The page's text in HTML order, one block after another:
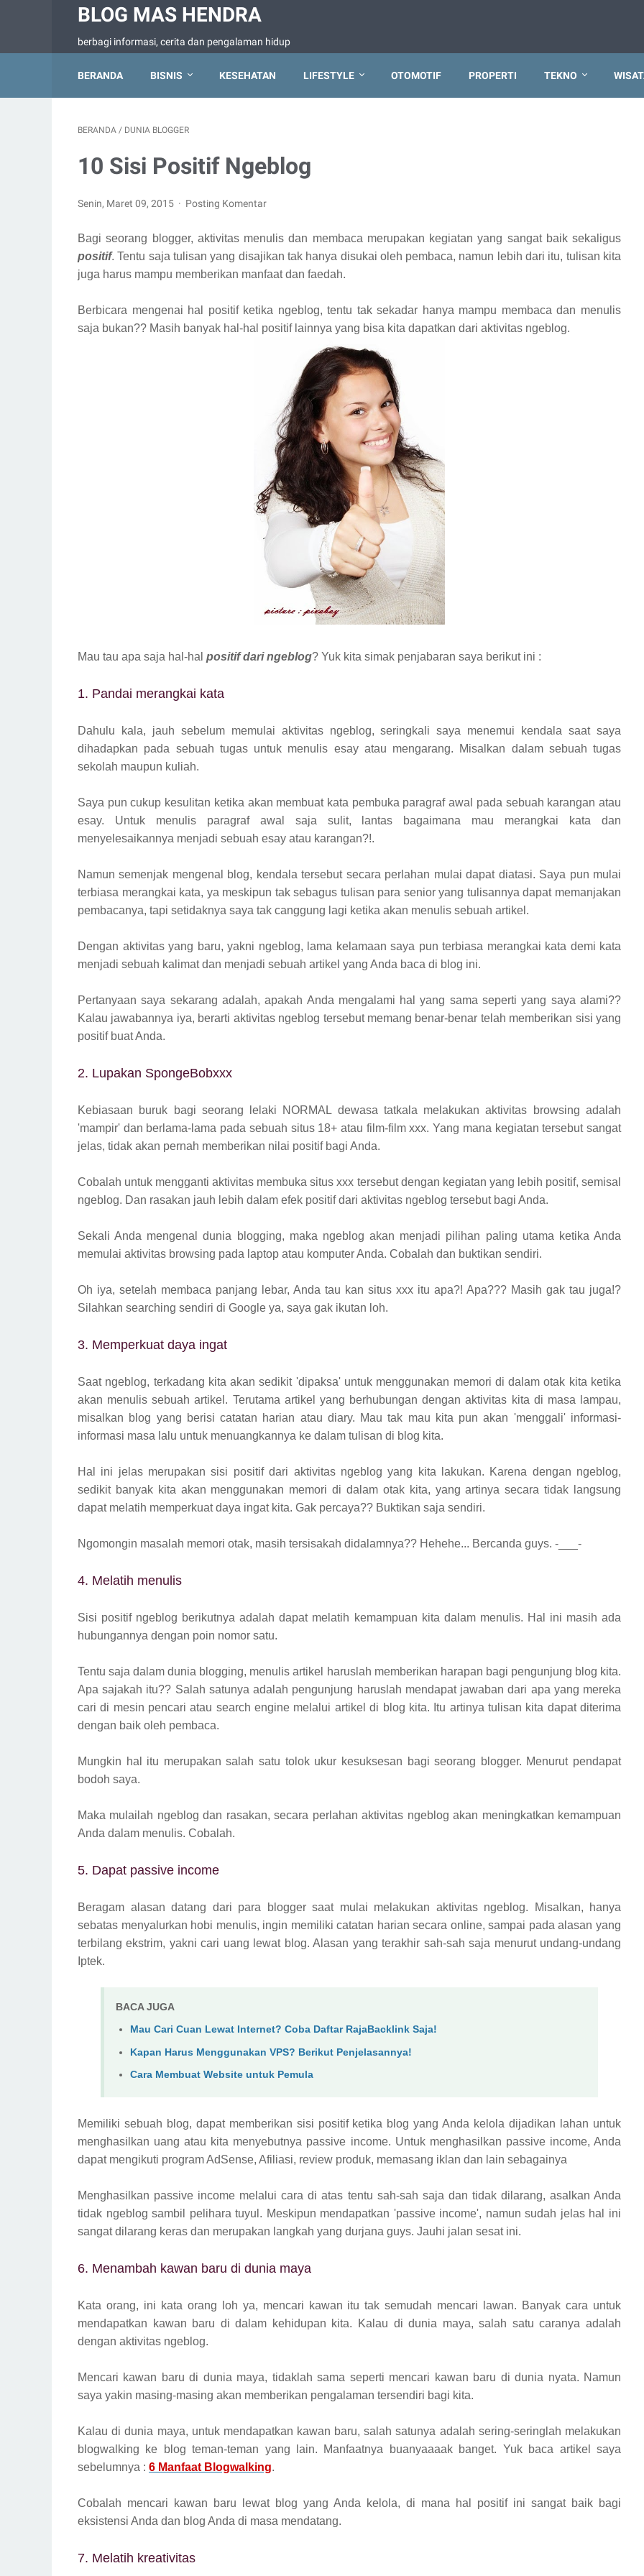
BLOG MAS HENDRA
berbagi informasi, cerita dan pengalaman hidup
BERANDA BISNIS KESEHATAN LIFESTYLE OTOMOTIF PROPERTI TEKNO
BERANDA / DUNIA BLOGGER
10 Sisi Positif Ngeblog
Senin, Maret 09, 2015 Posting Komentar
Bagi seorang blogger, aktivitas menulis dan membaca merupakan kegiatan yang sangat baik sekaligus
positif. Tentu saja tulisan yang disajikan tak hanya disukai oleh pembaca, namun lebih dari itu, tulisan kita
juga harus mampu memberikan manfaat dan faedah.
Berbicara mengenai hal positif ketika ngeblog, tentu tak sekadar hanya mampu membaca dan menulis
saja bukan?? Masih banyak hal-hal positif lainnya yang bisa kita dapatkan dari aktivitas ngeblog.
Mau tau apa saja hal-hal positif dari ngeblog? Yuk kita simak penjabaran saya berikut ini :
1. Pandai merangkai kata
Dahulu kala, jauh sebelum memulai aktivitas ngeblog, seringkali saya menemui kendala saat saya
dihadapkan pada sebuah tugas untuk menulis esay atau mengarang. Misalkan dalam sebuah tugas
sekolah maupun kuliah.
Saya pun cukup kesulitan ketika akan membuat kata pembuka paragraf awal pada sebuah karangan atau
esay. Untuk menulis paragraf awal saja sulit, lantas bagaimana mau merangkai kata dan
menyelesaikannya menjadi sebuah esay atau karangan?!.
Namun semenjak mengenal blog, kendala tersebut secara perlahan mulai dapat diatasi. Saya pun mulai
terbiasa merangkai kata, ya meskipun tak sebagus tulisan para senior yang tulisannya dapat memanjakan
pembacanya, tapi setidaknya saya tak canggung lagi ketika akan menulis sebuah artikel.
Dengan aktivitas yang baru, yakni ngeblog, lama kelamaan saya pun terbiasa merangkai kata demi kata
menjadi sebuah kalimat dan menjadi sebuah artikel yang Anda baca di blog ini.
Pertanyaan saya sekarang adalah, apakah Anda mengalami hal yang sama seperti yang saya alami??
Kalau jawabannya iya, berarti aktivitas ngeblog tersebut memang benar-benar telah memberikan sisi yang
positif buat Anda.
2. Lupakan SpongeBobxxx
Kebiasaan buruk bagi seorang lelaki NORMAL dewasa tatkala melakukan aktivitas browsing adalah
'mampir' dan berlama-lama pada sebuah situs 18+ atau film-film xxx. Yang mana kegiatan tersebut sangat
jelas, tidak akan pernah memberikan nilai positif bagi Anda.
Cobalah untuk mengganti aktivitas membuka situs xxx tersebut dengan kegiatan yang lebih positif, semisal
ngeblog. Dan rasakan jauh lebih dalam efek positif dari aktivitas ngeblog tersebut bagi Anda.
Sekali Anda mengenal dunia blogging, maka ngeblog akan menjadi pilihan paling utama ketika Anda
memulai aktivitas browsing pada laptop atau komputer Anda. Cobalah dan buktikan sendiri.
Oh iya, setelah membaca panjang lebar, Anda tau kan situs xxx itu apa?! Apa??? Masih gak tau juga!?
Silahkan searching sendiri di Google ya, saya gak ikutan loh.
3. Memperkuat daya ingat
Saat ngeblog, terkadang kita akan sedikit 'dipaksa' untuk menggunakan memori di dalam otak kita ketika
akan menulis sebuah artikel. Terutama artikel yang berhubungan dengan aktivitas kita di masa lampau,
misalkan blog yang berisi catatan harian atau diary. Mau tak mau kita pun akan 'menggali' informasi-
informasi masa lalu untuk menuangkannya ke dalam tulisan di blog kita.
Hal ini jelas merupakan sisi positif dari aktivitas ngeblog yang kita lakukan. Karena dengan ngeblog,
sedikit banyak kita akan menggunakan memori di dalam otak kita, yang artinya secara tidak langsung
dapat melatih memperkuat daya ingat kita. Gak percaya?? Buktikan saja sendiri.
Ngomongin masalah memori otak, masih tersisakah didalamnya?? Hehehe... Bercanda guys. -___-
4. Melatih menulis
Sisi positif ngeblog berikutnya adalah dapat melatih kemampuan kita dalam menulis. Hal ini masih ada
hubungannya dengan poin nomor satu.
Tentu saja dalam dunia blogging, menulis artikel haruslah memberikan harapan bagi pengunjung blog kita.
Apa sajakah itu?? Salah satunya adalah pengunjung haruslah mendapat jawaban dari apa yang mereka
cari di mesin pencari atau search engine melalui artikel di blog kita. Itu artinya tulisan kita dapat diterima
dengan baik oleh pembaca.
Mungkin hal itu merupakan salah satu tolok ukur kesuksesan bagi seorang blogger. Menurut pendapat
bodoh saya.
Maka mulailah ngeblog dan rasakan, secara perlahan aktivitas ngeblog akan meningkatkan kemampuan
Anda dalam menulis. Cobalah.
5. Dapat passive income
Beragam alasan datang dari para blogger saat mulai melakukan aktivitas ngeblog. Misalkan, hanya
sebatas menyalurkan hobi menulis, ingin memiliki catatan harian secara online, sampai pada alasan yang
terbilang ekstrim, yakni cari uang lewat blog. Alasan yang terakhir sah-sah saja menurut undang-undang
Iptek.
BACA JUGA
Mau Cari Cuan Lewat Internet? Coba Daftar RajaBacklink Saja!
Kapan Harus Menggunakan VPS? Berikut Penjelasannya!
Cara Membuat Website untuk Pemula
Memiliki sebuah blog, dapat memberikan sisi positif ketika blog yang Anda kelola dijadikan lahan untuk
menghasilkan uang atau kita menyebutnya passive income. Untuk menghasilkan passive income, Anda
dapat mengikuti program AdSense, Afiliasi, review produk, memasang iklan dan lain sebagainya
Menghasilkan passive income melalui cara di atas tentu sah-sah saja dan tidak dilarang, asalkan Anda
tidak ngeblog sambil pelihara tuyul. Meskipun mendapatkan 'passive income', namun sudah jelas hal ini
sangat dilarang keras dan merupakan langkah yang durjana guys. Jauhi jalan sesat ini.
6. Menambah kawan baru di dunia maya
Kata orang, ini kata orang loh ya, mencari kawan itu tak semudah mencari lawan. Banyak cara untuk
mendapatkan kawan baru di dalam kehidupan kita. Kalau di dunia maya, salah satu caranya adalah
dengan aktivitas ngeblog.
Mencari kawan baru di dunia maya, tidaklah sama seperti mencari kawan baru di dunia nyata. Namun
saya yakin masing-masing akan memberikan pengalaman tersendiri bagi kita.
Kalau di dunia maya, untuk mendapatkan kawan baru, salah satunya adalah sering-seringlah melakukan
blogwalking ke blog teman-teman yang lain. Manfaatnya buanyaaaak banget. Yuk baca artikel saya
sebelumnya : 6 Manfaat Blogwalking.
Cobalah mencari kawan baru lewat blog yang Anda kelola, di mana hal positif ini sangat baik bagi
eksistensi Anda dan blog Anda di masa mendatang.
7. Melatih kreativitas